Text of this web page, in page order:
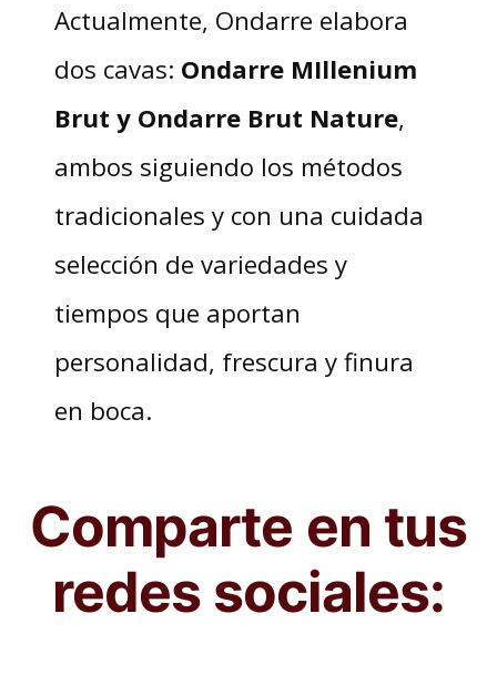
Actualmente, Ondarre elabora
dos cavas: Ondarre MIllenium
Brut y Ondarre Brut Nature,
ambos siguiendo los métodos
tradicionales y con una cuidada
selección de variedades y
tiempos que aportan
personalidad, frescura y finura
en boca.
Comparte en tus
redes sociales: